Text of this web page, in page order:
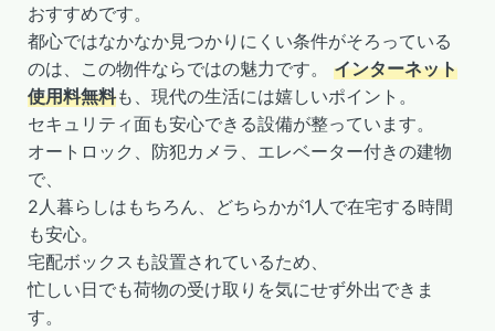
おすすめです。
都心ではなかなか見つかりにくい条件がそろっている
のは、この物件ならではの魅力です。 インターネット
使用料無料も、現代の生活には嬉しいポイント。
セキュリティ面も安心できる設備が整っています。
オートロック、防犯カメラ、エレベーター付きの建物
で、
2人暮らしはもちろん、どちらかが1人で在宅する時間
も安心。
宅配ボックスも設置されているため、
忙しい日でも荷物の受け取りを気にせず外出できま
す。